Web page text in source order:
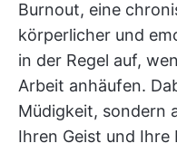
Burnout, eine
körperlicher und
in der Regel auf,
Arbeit anhäufen.
Müdigkeit, sondern
Ihren Geist und Ihre